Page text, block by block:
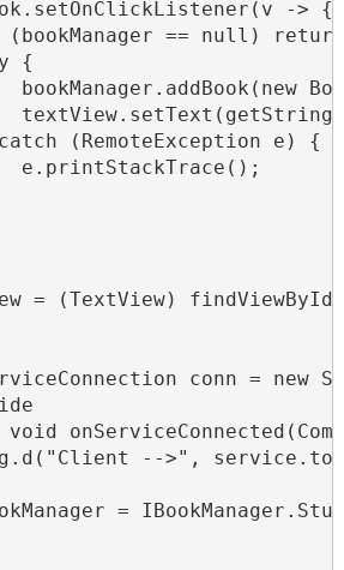
-> {
(bookManager == null)
{
bookManager.addBook(new
(RemoteException e) {
e.printStackTrace();
= (TextView)
conn = new
void
-->",
=